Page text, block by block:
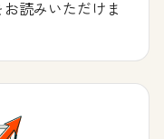
読みいただけま